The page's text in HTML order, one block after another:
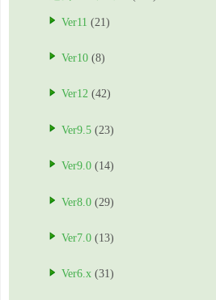
Ver11 (21)
Ver10 (8)
Ver12 (42)
Ver9.5 (23)
Ver9.0 (14)
Ver8.0 (29)
Ver7.0 (13)
Ver6.x (31)